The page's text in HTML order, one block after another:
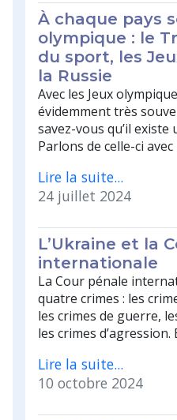
À chaque pays
olympique : le
du sport, les
la Russie
Avec les Jeux
évidemment très
savez-vous qu’il
Parlons de celle-ci
Lire la suite...
24 juillet 2024
L’Ukraine et la
internationale
La Cour pénale
quatre crimes : les
les crimes de guerre,
les crimes d’agression.
Lire la suite...
10 octobre 2024